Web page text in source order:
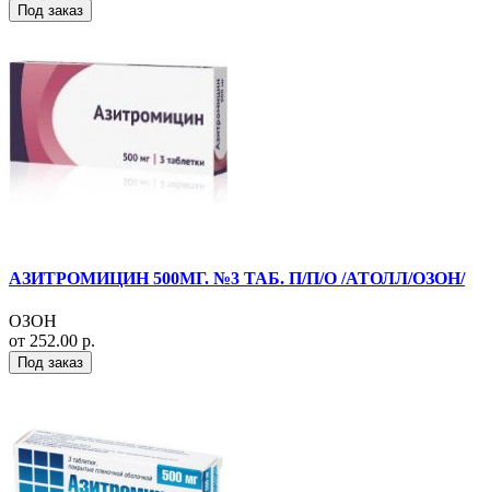
Под заказ
АЗИТРОМИЦИН 500МГ. №3 ТАБ. П/П/О /АТОЛЛ/ОЗОН/
ОЗОН
от 252.00 р.
Под заказ